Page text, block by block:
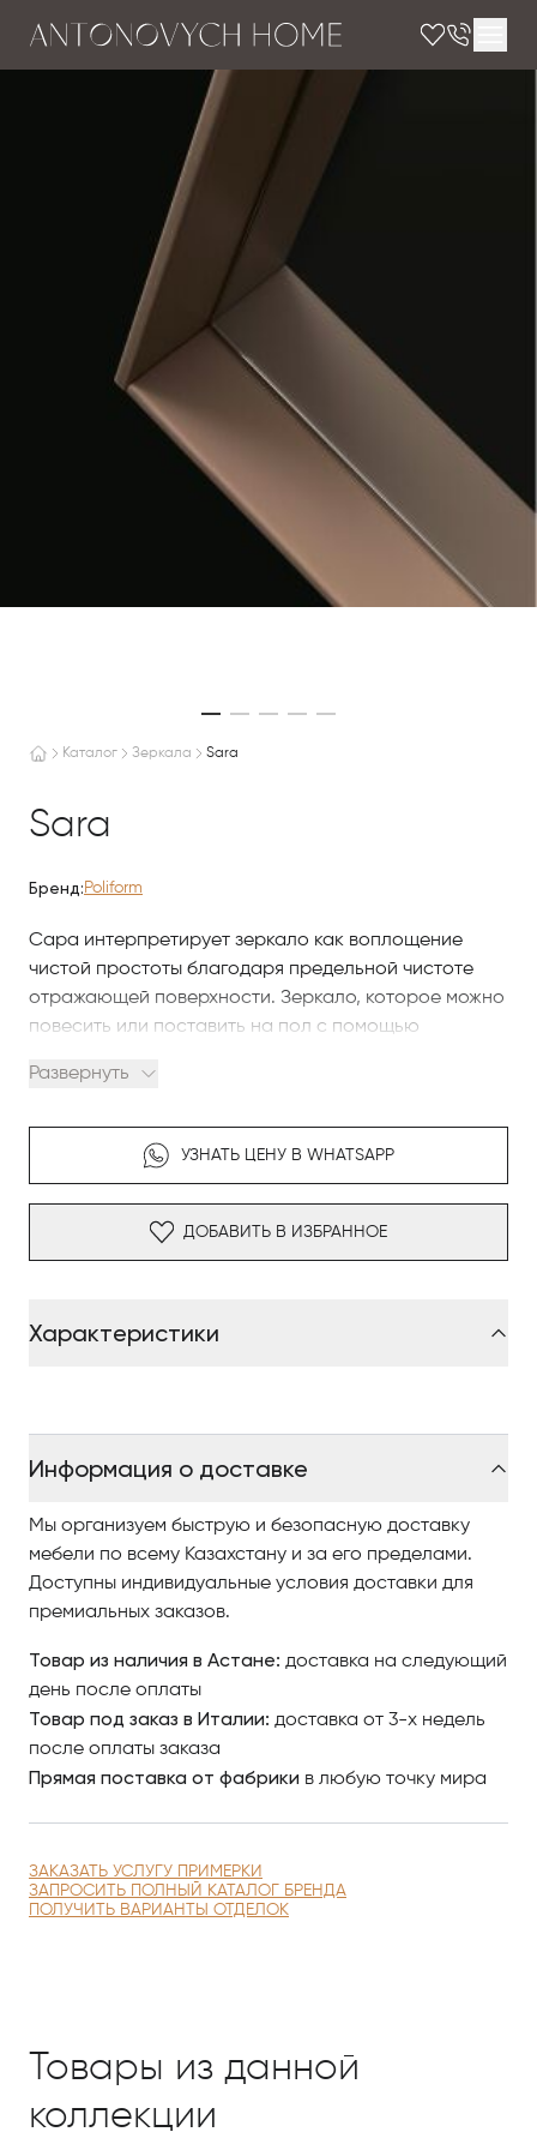
Каталог Зеркала Sara
Sara
Бренд: Poliform
Сара интерпретирует зеркало как воплощение
чистой простоты благодаря предельной чистоте
отражающей поверхности. Зеркало, которое можно
повесить или поставить на пол с помощью
обрамлено тонкой рамой, которая предлагает
выбранного варианта – металлизированной,
лакированной или кожаной.
Развернуть
УЗНАТЬ ЦЕНУ В WHATSAPP
ДОБАВИТЬ В ИЗБРАННОЕ
Характеристики
Информация о доставке
Мы организуем быструю и безопасную доставку
мебели по всему Казахстану и за его пределами.
Доступны индивидуальные условия доставки для
премиальных заказов.
Товар из наличия в Астане: доставка на следующий
день после оплаты
Товар под заказ в Италии: доставка от 3-х недель
после оплаты заказа
Прямая поставка от фабрики в любую точку мира
ЗАКАЗАТЬ УСЛУГУ ПРИМЕРКИ
ЗАПРОСИТЬ ПОЛНЫЙ КАТАЛОГ БРЕНДА
ПОЛУЧИТЬ ВАРИАНТЫ ОТДЕЛОК
Товары из данной
коллекции